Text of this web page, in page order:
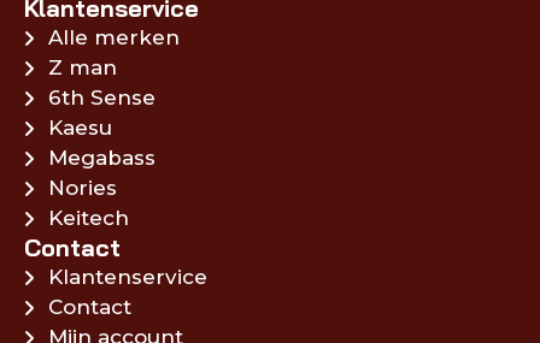
Klantenservice
Alle merken
Z man
6th Sense
Kaesu
Megabass
Nories
Keitech
Contact
Klantenservice
Contact
Mijn account